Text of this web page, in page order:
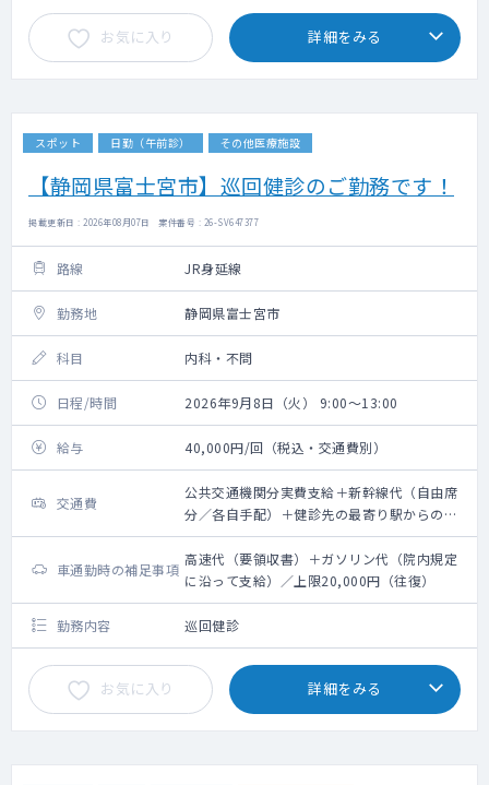
お気に入り 詳細をみる
スポット 日勤（午前診） その他医療施設
【静岡県富士宮市】巡回健診のご勤務です！
掲載更新日 : 2026年08月07日 案件番号 : 26-SV647377
路線 JR身延線
勤務地 静岡県富士宮市
科目 内科・不問
日程/時間 2026年9月8日（火） 9:00～13:00
給与 40,000円/回（税込・交通費別）
交通費
公共交通機関分実費支給＋新幹線代（自由席
分／各自手配）＋健診先の最寄り駅からのタ
クシー代支給（要領収書）／上限20,000円
（往復）
車通勤時の補足事項
高速代（要領収書）＋ガソリン代（院内規定
に沿って支給）／上限20,000円（往復）
勤務内容 巡回健診
お気に入り 詳細をみる